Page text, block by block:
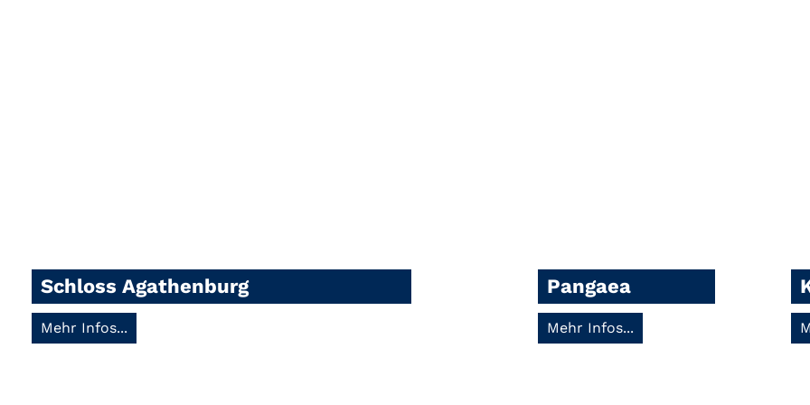
Schloss Agathenburg
Mehr Infos...
Pangaea
Mehr Infos...